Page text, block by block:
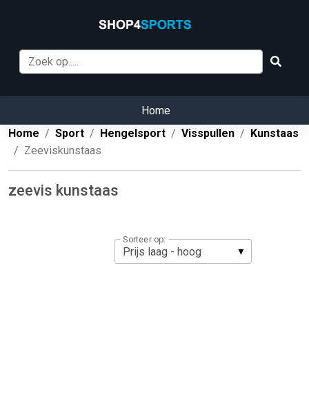
Home
Home
Sport Hengelsport Visspullen
Kunstaas
Zeeviskunstaas
zeevis kunstaas
Sorteer op: